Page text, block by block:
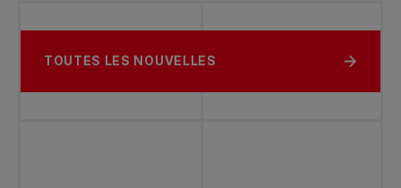
TOUTES LES NOUVELLES